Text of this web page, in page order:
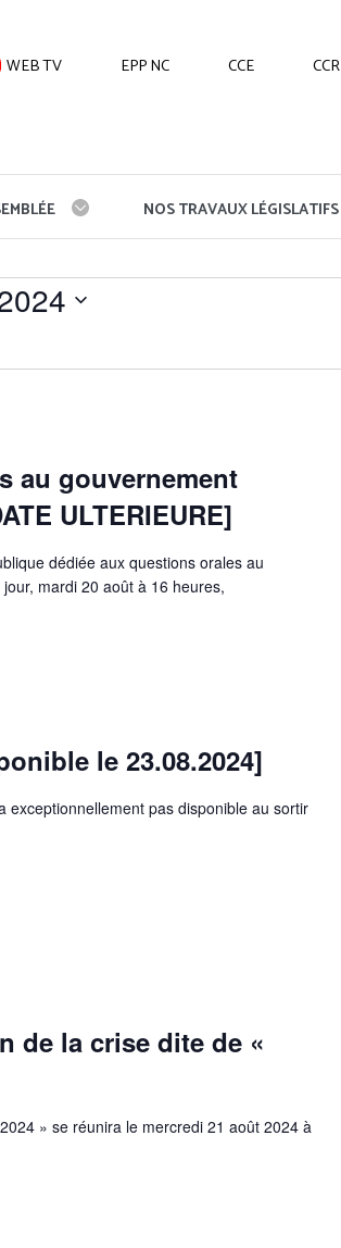
WEB TV EPP NC CCE CCR
NOS TRAVAUX LÉGISLATIFS
au gouvernement
ULTERIEURE]
dédiée aux questions orales au
mardi 20 août à 16 heures,
le 23.08.2024]
exceptionnellement pas disponible au sortir
de la crise dite de «
» se réunira le mercredi 21 août 2024 à